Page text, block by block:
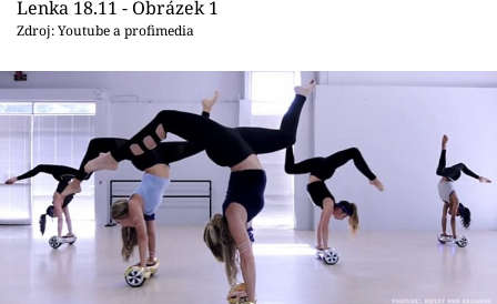
Přihlášení
Sledujte nás
Lenka 18.11 - Obrázek 1
Zdroj: Youtube a profimedia